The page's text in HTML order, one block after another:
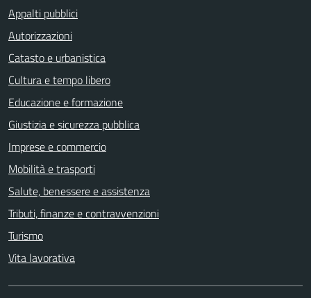
Appalti pubblici
Autorizzazioni
Catasto e urbanistica
Cultura e tempo libero
Educazione e formazione
Giustizia e sicurezza pubblica
Imprese e commercio
Mobilità e trasporti
Salute, benessere e assistenza
Tributi, finanze e contravvenzioni
Turismo
Vita lavorativa